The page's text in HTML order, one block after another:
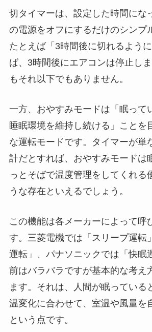
切タイマーは、設定した時間にな
の電源をオフにするだけのシンプ
たとえば「3時間後に切れるよう
ば、3時間後にエアコンは停止し
もそれ以下でもありません。
一方、おやすみモードは「眠って
睡眠環境を維持し続ける」ことを
な運転モードです。タイマーが単
計だとすれば、おやすみモードは
っとそばで温度管理をしてくれる
うな存在といえるでしょう。
この機能は各メーカーによって呼
す。三菱電機では「スリープ運転
運転」、パナソニックでは「快眠
前はバラバラですが基本的な考え
ます。それは、人間が眠っている
温変化に合わせて、室温や風量を
という点です。